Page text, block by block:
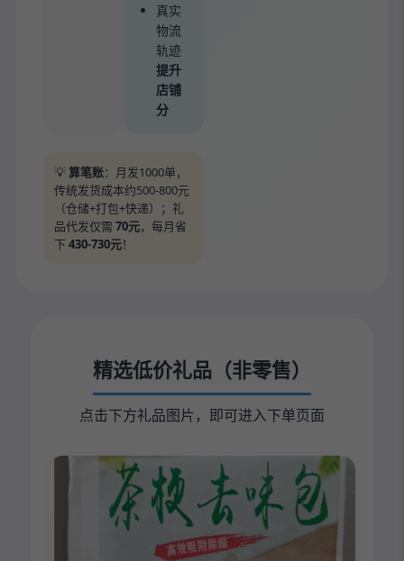
真实
物流
轨迹
提升
店铺
分
💡算笔账：月发1000单，
传统发货成本约500-800元
（仓储+打包+快递）；礼
品代发仅需 70元，每月省
下430-730元！
精选低价礼品（非零售）
点击下方礼品图片，即可进入下单页面